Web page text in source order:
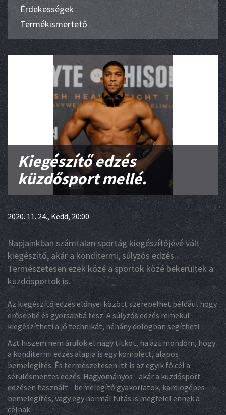
Érdekességek
Termékismertető
Kiegészítő edzés
küzdősport mellé.
2020. 11. 24., Kedd, 20:00
Napjainkban számtalan sportág kiegészítőjévé vált
kiegészítő, akár a konditermi, súlyzós edzés.
Természetesen ezek közé a sportok közé bekerültek a
küzdősportok is.
Az kiegészítő edzés előnyei között szerepelhet például hogy
erősebbé és gyorsabbá tesz. A súlyzós edzés remekül
kiegészítheti a jó technikát, néhány dologban segíthet!
Azt hiszem nem árulok el nagy titkot, ha azt mondom, hogy
a konditermi edzés alapja is egy komplett, alapos
bemelegítés. És természetesen itt is az egyik fő cél a
sérülésmentes edzés. Hagyományos - akár a küzdősport
edzésen használt - bemelegítő gyakorlatok, kardiogépes
bemelegítés, vagy egy normál futás is megfelel ennek a
célnak.